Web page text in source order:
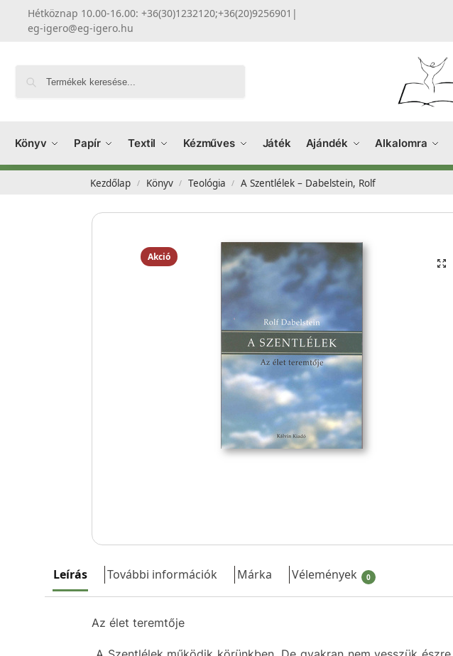
Hétköznap 10.00-16.00: +36(30)1232120;+36(20)9256901 |
eg-igero@eg-igero.hu
Könyv Papír Textil Kézműves Játék Ajándék Alkalomra
Kezdőlap / Könyv / Teológia / A Szentlélek – Dabelstein, Rolf
Akció
Leírás További információk Márka Vélemények 0
Az élet teremtője